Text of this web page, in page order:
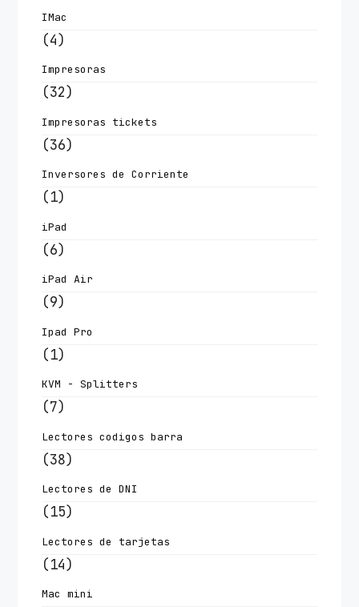
IMac
(4)
Impresoras
(32)
Impresoras tickets
(36)
Inversores de Corriente
(1)
iPad
(6)
iPad Air
(9)
Ipad Pro
(1)
KVM - Splitters
(7)
Lectores codigos barra
(38)
Lectores de DNI
(15)
Lectores de tarjetas
(14)
Mac mini